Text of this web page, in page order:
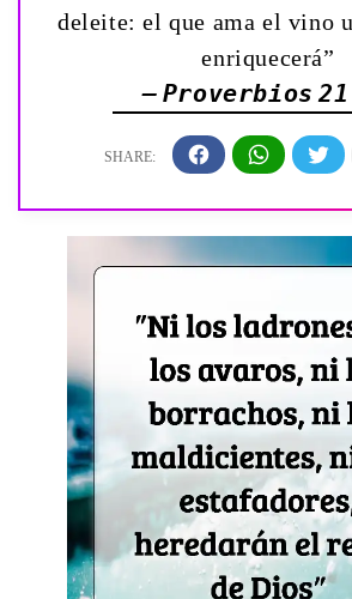
deleite: el que ama el vino
enriquecerá”
— Proverbios